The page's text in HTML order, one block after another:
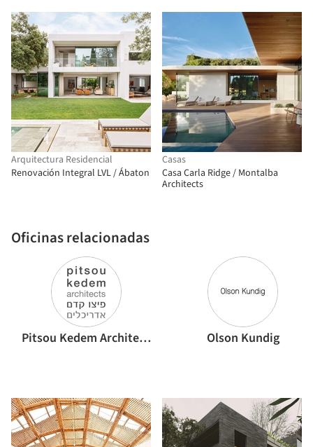
Arquitectura Residencial
Renovación Integral LVL / Ábaton
Oficinas relacionadas
Pitsou Kedem Architects Olson Kundig
Casas
Casa Carla Ridge / Montalba
Architects